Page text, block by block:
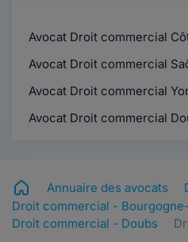
Avocat Droit commercial
Avocat Droit commercial
Avocat Droit commercial
Avocat Droit commercial
Annuaire des avocats
Droit commercial -
Droit commercial - Doubs